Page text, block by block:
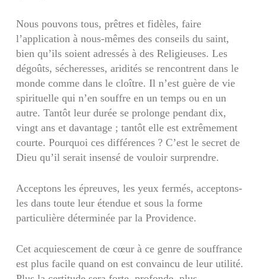
Nous pouvons tous, prêtres et fidèles, faire
l’application à nous-mêmes des conseils du saint,
bien qu’ils soient adressés à des Religieuses. Les
dégoûts, sécheresses, aridités se rencontrent dans le
monde comme dans le cloître. Il n’est guère de vie
spirituelle qui n’en souffre en un temps ou en un
autre. Tantôt leur durée se prolonge pendant dix,
vingt ans et davantage ; tantôt elle est extrêmement
courte. Pourquoi ces différences ? C’est le secret de
Dieu qu’il serait insensé de vouloir surprendre.
Acceptons les épreuves, les yeux fermés, acceptons-
les dans toute leur étendue et sous la forme
particulière déterminée par la Providence.
Cet acquiescement de cœur à ce genre de souffrance
est plus facile quand on est convaincu de leur utilité.